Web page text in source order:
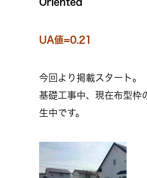
UA値=0.21
今回より掲載スタート。
基礎工事中、現在布型枠
生中です。